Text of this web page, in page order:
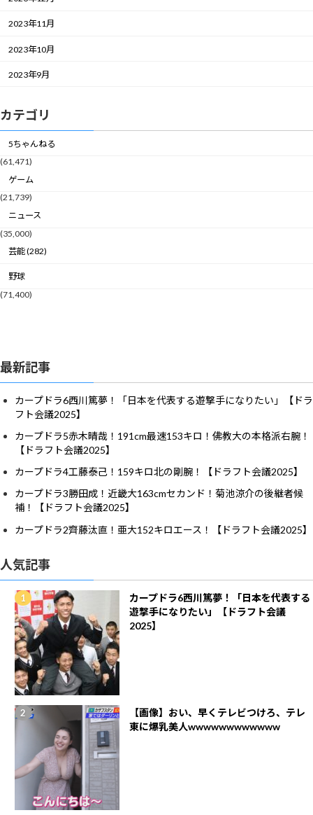
2023年11月
2023年10月
2023年9月
カテゴリ
5ちゃんねる
(61,471)
ゲーム
(21,739)
ニュース
(35,000)
芸能 (282)
野球
(71,400)
最新記事
カープドラ6西川篤夢！「日本を代表する遊撃手になりたい」【ドラ
フト会議2025】
カープドラ5赤木晴哉！191cm最速153キロ！佛教大の本格派右腕！
【ドラフト会議2025】
カープドラ4工藤泰己！159キロ北の剛腕！【ドラフト会議2025】
カープドラ3勝田成！近畿大163cmセカンド！菊池涼介の後継者候
補！【ドラフト会議2025】
カープドラ2齊藤汰直！亜大152キロエース！【ドラフト会議2025】
人気記事
カープドラ6西川篤夢！「日本を代表する
遊撃手になりたい」【ドラフト会議
2025】
【画像】おい、早くテレビつけろ、テレ
東に爆乳美人wwwwwwwwwwww